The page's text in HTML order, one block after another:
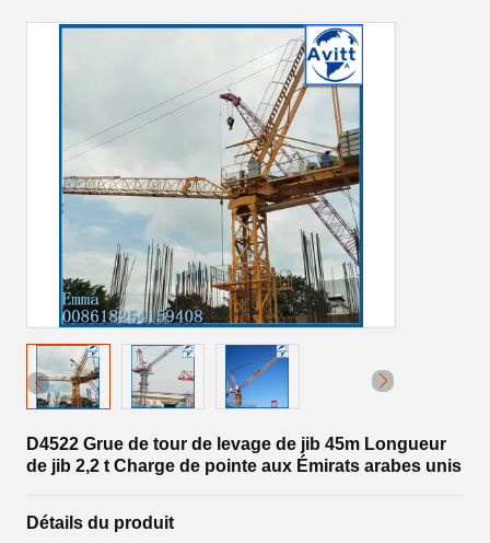
D4522 Grue de tour de levage de jib 45m Longueur
de jib 2,2 t Charge de pointe aux Émirats arabes unis
Détails du produit